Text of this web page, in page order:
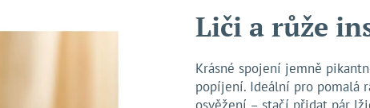
produktu
z
5
hvězdiček.
Liči a růže
Krásné spojení jemně
popíjení. Ideální pro pomalá
osvěžení – stačí přidat pár
Doporučujeme